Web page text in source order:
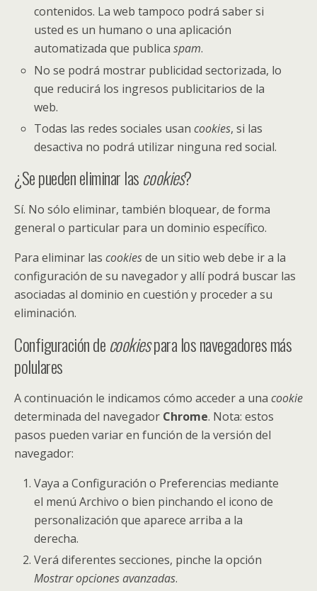
contenidos. La web tampoco podrá saber si
usted es un humano o una aplicación
automatizada que publicaspam.
No se podrá mostrar publicidad sectorizada, lo
que reducirá los ingresos publicitarios de la
web.
Todas las redes sociales usancookies, si las
desactiva no podrá utilizar ninguna red social.
¿Se pueden eliminar lascookies?
Sí. No sólo eliminar, también bloquear, de forma
general o particular para un dominio específico.
Para eliminar las cookiesde un sitio web debe ir a la
configuración de su navegador y allí podrá buscar las
asociadas al dominio en cuestión y proceder a su
eliminación.
Configuración decookiespara los navegadores más
polulares
A continuación le indicamos cómo acceder a una cookie
determinada del navegador Chrome. Nota: estos
pasos pueden variar en función de la versión del
navegador:
Vaya a Configuración o Preferencias mediante
el menú Archivo o bien pinchando el icono de
personalización que aparece arriba a la
derecha.
Verá diferentes secciones, pinche la opción
Mostrar opciones avanzadas.